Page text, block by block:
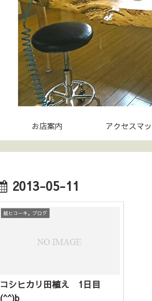
お店案内 アクセスマ
2013-05-11
紙ヒコーキ。ブログ
コシヒカリ田植え 1日目
(^^)b